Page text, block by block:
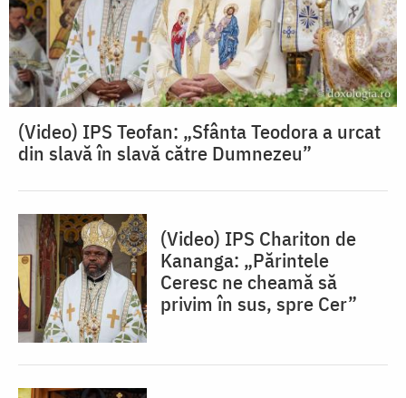
(Video) IPS Teofan: „Sfânta Teodora a urcat
din slavă în slavă către Dumnezeu”
(Video) IPS Chariton de
Kananga: „Părintele
Ceresc ne cheamă să
privim în sus, spre Cer”